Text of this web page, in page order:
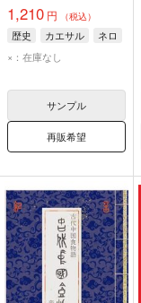
1,210 円 （税込）
歴史 カエサル
ネロ
×：在庫なし
サンプル
再販希望